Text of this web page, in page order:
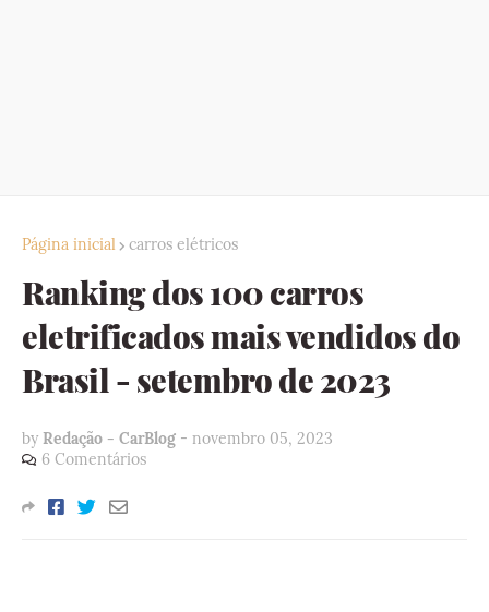
Página inicial carros elétricos
Ranking dos 100 carros
eletrificados mais vendidos do
Brasil - setembro de 2023
by Redação - CarBlog - novembro 05, 2023
6 Comentários